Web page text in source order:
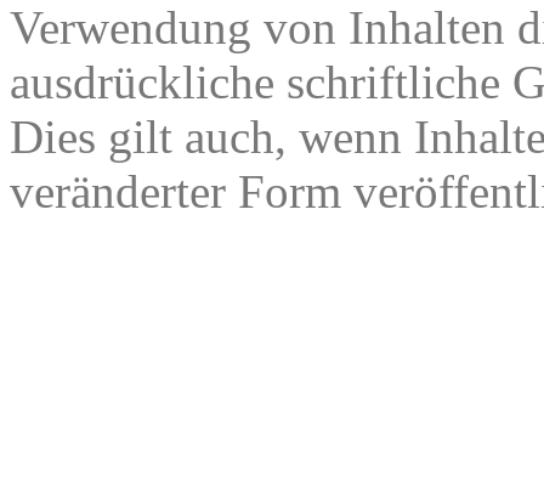
Verwendung von Inhalten
ausdrückliche schriftliche
Dies gilt auch, wenn
veränderter Form